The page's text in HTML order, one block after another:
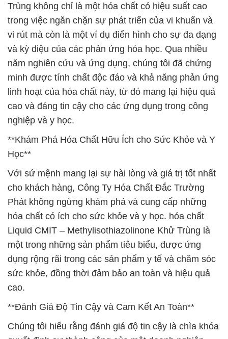
Trùng không chỉ là một hóa chất có hiệu suất cao
trong việc ngăn chặn sự phát triển của vi khuẩn và
vi rút mà còn là một ví dụ điển hình cho sự đa dạng
và kỳ diệu của các phản ứng hóa học. Qua nhiều
năm nghiên cứu và ứng dụng, chúng tôi đã chứng
minh được tính chất độc đáo và khả năng phản ứng
linh hoạt của hóa chất này, từ đó mang lại hiệu quả
cao và đáng tin cậy cho các ứng dụng trong công
nghiệp và y học.
**Khám Phá Hóa Chất Hữu Ích cho Sức Khỏe và Y
Học**
Với sứ mệnh mang lại sự hài lòng và giá trị tốt nhất
cho khách hàng, Công Ty Hóa Chất Đắc Trường
Phát không ngừng khám phá và cung cấp những
hóa chất có ích cho sức khỏe và y học. hóa chất
Liquid CMIT – Methylisothiazolinone Khử Trùng là
một trong những sản phẩm tiêu biểu, được ứng
dụng rộng rãi trong các sản phẩm y tế và chăm sóc
sức khỏe, đồng thời đảm bảo an toàn và hiệu quả
cao.
**Đánh Giá Độ Tin Cậy và Cam Kết An Toàn**
Chúng tôi hiểu rằng đánh giá độ tin cậy là chìa khóa